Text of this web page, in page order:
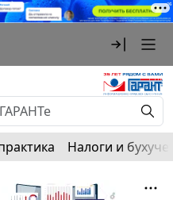
Налоги и